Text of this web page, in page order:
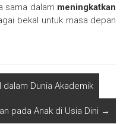
sama dalam meningkatkan
bekal untuk masa depan
Dunia Akademik
pada Anak di Usia Dini →